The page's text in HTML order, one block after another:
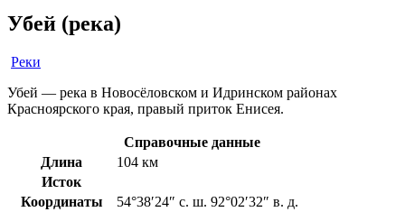
Убей (река)
Реки
Убей — река в Новосёловском и Идринском районах
Красноярского края, правый приток Енисея.
Справочные данные
Длина
104 км
Исток
Координаты
54°38′24″ с. ш. 92°02′32″ в. д.